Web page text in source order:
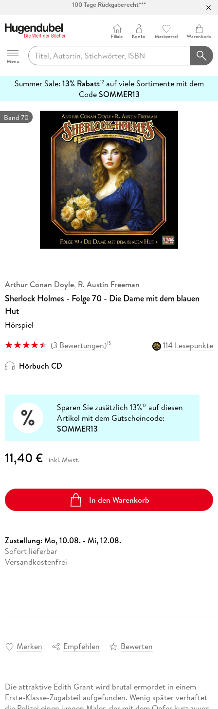
Abholung in über 100 Filialen
Hugendubel
Menu
Filiale Konto Merkzettel Warenkorb
Summer Sale: 13% Rabatt12auf viele Sortimente mit dem
CodeSOMMER13
erfahren
Band 70
Arthur Conan Doyle, R. Austin Freeman
Sherlock Holmes - Folge 70 - Die Dame mit dem blauen
Hut
Hörspiel
(3 Bewertungen)15
114 Lesepunkte
Hörbuch CD
Sparen Sie zusätzlich 13%12 auf diesen
Artikel mit dem Gutscheincode:
SOMMER13
11,40 € inkl. Mwst.
In den Warenkorb
Zustellung:Mo, 10.08. - Mi, 12.08.
Sofort lieferbar
Versandkostenfrei
Merken Empfehlen Bewerten
Die attraktive Edith Grant wird brutal ermordet in einem
Erste-Klasse-Zugabteil aufgefunden. Wenig später verhaftet